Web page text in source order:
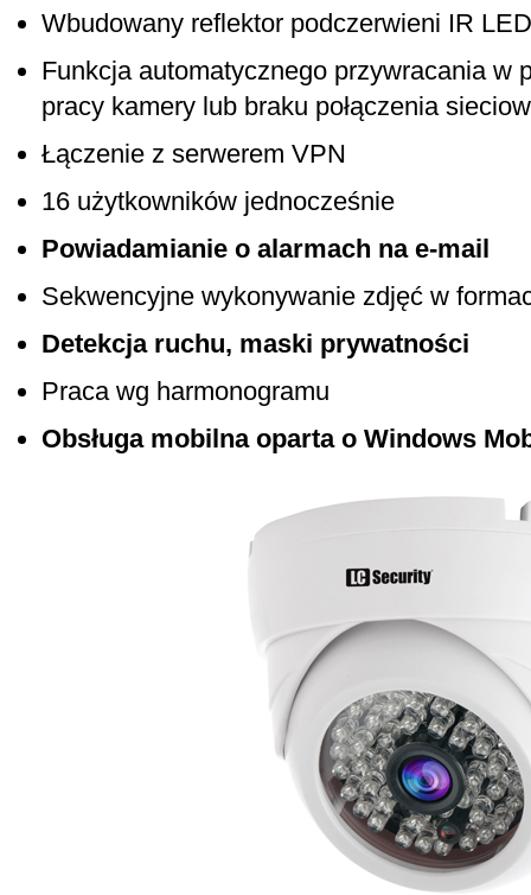
Wbudowany reflektor podczerwieni IR LED
Funkcja automatycznego przywracania w
pracy kamery lub braku połączenia
Łączenie z serwerem VPN
16 użytkowników jednocześnie
Powiadamianie o alarmach na e-mail
Sekwencyjne wykonywanie zdjęć w
Detekcja ruchu, maski prywatności
Praca wg harmonogramu
Obsługa mobilna oparta o Windows